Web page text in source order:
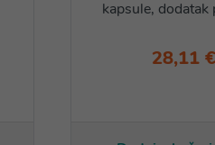
kapsule, dodatak
28,11 €